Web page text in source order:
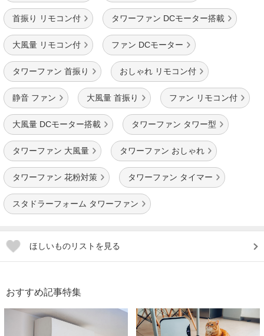
首振り リモコン付 タワーファン DCモーター搭載
大風量 リモコン付 ファン DCモーター
タワーファン 首振り おしゃれ リモコン付
静音 ファン 大風量 首振り ファン リモコン付
大風量 DCモーター搭載 タワーファン タワー型
タワーファン 大風量 タワーファン おしゃれ
タワーファン 花粉対策 タワーファン タイマー
スタドラーフォーム タワーファン
ほしいものリストを見る
おすすめ記事特集